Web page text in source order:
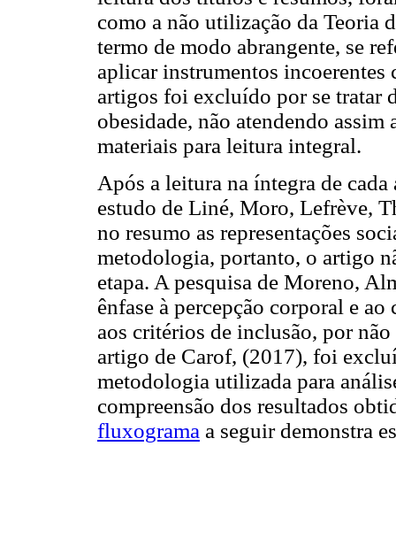
como a não utilização da Teoria
termo de modo abrangente, se
aplicar instrumentos incoerentes
artigos foi excluído por se tratar
obesidade, não atendendo
materiais para leitura integral.
Após a leitura na íntegra de
estudo de Liné, Moro, Lefrève,
no resumo as representações
metodologia, portanto, o artigo
etapa. A pesquisa de Moreno,
ênfase à percepção corporal e
aos critérios de inclusão, por
artigo de Carof, (2017), foi
metodologia utilizada para
compreensão dos resultados
fluxograma a seguir demonstra